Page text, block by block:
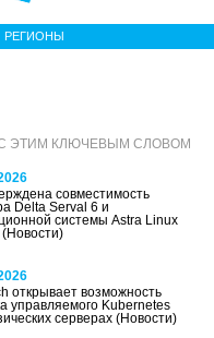
РЕГИОНЫ
ЭТИМ КЛЮЧЕВЫМ СЛОВОМ
совместимость
Delta Serval 6 и
системы Astra Linux
(Новости)
открывает возможность
управляемого Kubernetes
серверах(Новости)